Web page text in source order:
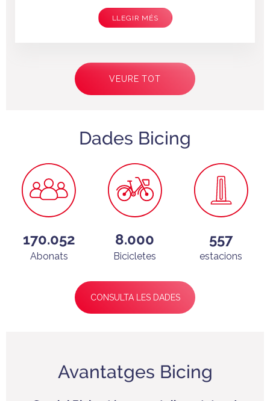
LLEGIR MÉS
VEURE TOT
Dades Bicing
170.052
Abonats
8.000
Bicicletes
557
estacions
CONSULTA LES DADES
Avantatges Bicing